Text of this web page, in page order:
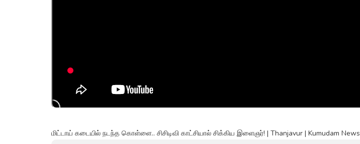
மிட்டாய் கடையில் நடந்த கொள்ளை.. சிசிடிவி காட்சியால் சிக்கிய இளைஞர்! | Thanjavur | Kumudam News